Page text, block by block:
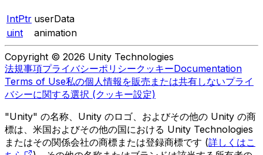
IntPtr userData
uint
animation
Copyright © 2026 Unity Technologies
法規事項プライバシーポリシークッキーDocumentation
Terms of Use私の個人情報を販売または共有しないプライ
バシーに関する選択 (クッキー設定)
"Unity" の名称、Unity のロゴ、およびその他の Unity の商
標は、米国およびその他の国における Unity Technologies
またはその関係会社の商標または登録商標です (詳しくはこ